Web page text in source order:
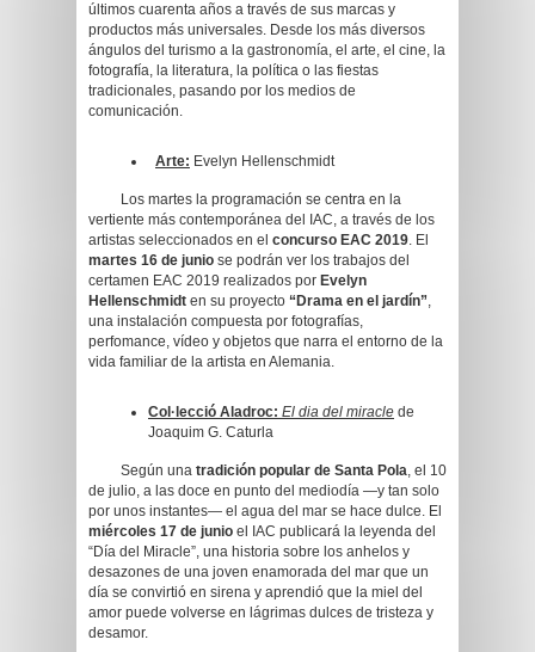
últimos cuarenta años a través de sus marcas y
productos más universales. Desde los más diversos
ángulos del turismo a la gastronomía, el arte, el cine, la
fotografía, la literatura, la política o las fiestas
tradicionales, pasando por los medios de
comunicación.
Arte: Evelyn Hellenschmidt
Los martes la programación se centra en la
vertiente más contemporánea del IAC, a través de los
artistas seleccionados en el concurso EAC 2019. El
martes 16 de junio se podrán ver los trabajos del
certamen EAC 2019 realizados por Evelyn
Hellenschmidt en su proyecto “Drama en el jardín”,
una instalación compuesta por fotografías,
perfomance, vídeo y objetos que narra el entorno de la
vida familiar de la artista en Alemania.
Col·lecció Aladroc: El dia del miracle de
Joaquim G. Caturla
Según una tradición popular de Santa Pola, el 10
de julio, a las doce en punto del mediodía —y tan solo
por unos instantes— el agua del mar se hace dulce. El
miércoles 17 de junio el IAC publicará la leyenda del
“Día del Miracle”, una historia sobre los anhelos y
desazones de una joven enamorada del mar que un
día se convirtió en sirena y aprendió que la miel del
amor puede volverse en lágrimas dulces de tristeza y
desamor.